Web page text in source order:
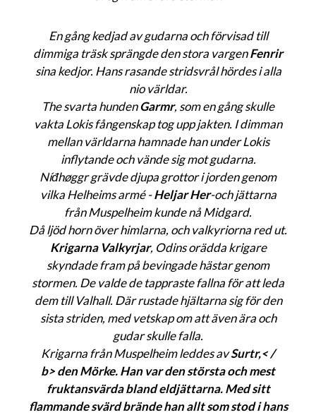
En gång kedjad av gudarna och förvisad till
dimmiga träsk sprängde den stora vargenFenrir
sina kedjor. Hans rasande stridsvrål hördes i alla
nio världar.
The svarta hundenGarmr, som en gång skulle
vakta Lokis fångenskap tog upp jakten. I dimman
mellan världarna hamnade han under Lokis
inflytande och vände sig mot gudarna.
Níđhøggr grävde djupa grottor i jorden genom
vilka Helheims armé -Heljar Her-och jättarna
från Muspelheim kunde nå Midgard.
Då ljöd horn över himlarna, och valkyriorna red ut.
Krigarna Valkyrjar, Odins orädda krigare
skyndade fram på bevingade hästar genom
stormen. De valde de tappraste fallna för att leda
dem till Valhall. Där rustade hjältarna sig för den
sista striden, med vetskap om att även ära och
gudar skulle falla.
Krigarna från Muspelheim leddes avSurtr,< /
b> den Mörke. Han var den största och mest
fruktansvärda bland eldjättarna. Med sitt
flammande svärd brände han allt som stod i hans